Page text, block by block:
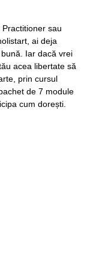
sau
ai deja
Iar dacă vrei
acea libertate să
prin cursul
de 7 module
cum dorești.